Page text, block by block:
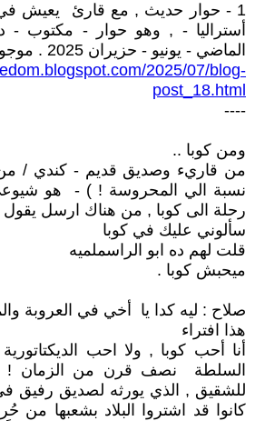
1 - حوار حديث , مع قارئ يعيش في
أستراليا - , وهو حوار - مكتوب -
الماضي - يونيو - حزيران 2025 . موجود باللينك :
2025/07/blog-
post_18.html
----
ومن كوبا ..
من قاريء وصديق قديم - كندي /
نسبة الي المحروسة ! ) - هو
رحلة الى كوبا , من هناك ارسل
سألوني عليك في كوبا
قلت لهم ده ابو الراسملميه
ميحبش كوبا .
صلاح : ليه كدا يا أخي في العروبة
هذا افتراء
أنا أحب كوبا , ولا احب
السلطة نصف قرن من الزمان !
للشقيق , الذي يورثه لصديق رفيق
كانوا قد اشتروا البلاد بشعبها من